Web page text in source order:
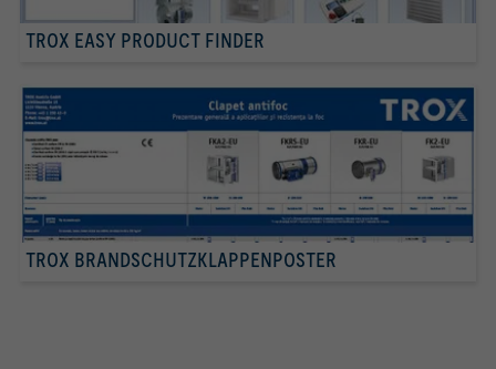
TROX EASY PRODUCT FINDER
TROX BRANDSCHUTZKLAPPENPOSTER